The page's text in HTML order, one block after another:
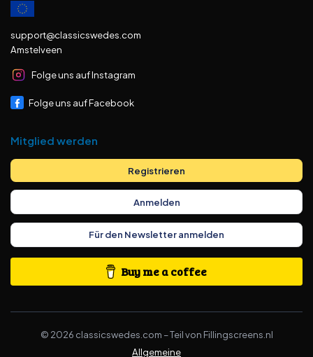
support@classicswedes.com
Amstelveen
Folge uns auf Instagram
Folge uns auf Facebook
Mitglied werden
Registrieren
Anmelden
Für den Newsletter anmelden
Buy me a coffee
© 2026 classicswedes.com –Teil von Fillingscreens.nl
Allgemeine